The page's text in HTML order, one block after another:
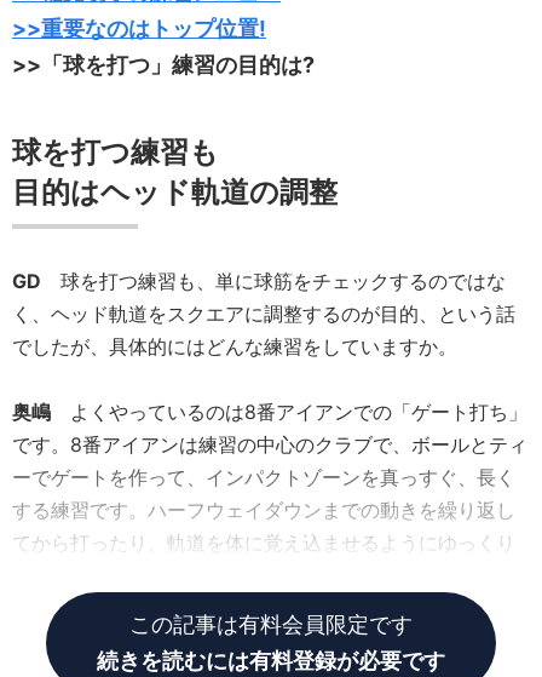
>>重要なのはトップ位置!
>>「球を打つ」練習の目的は?
球を打つ練習も
目的はヘッド軌道の調整
GD 球を打つ練習も、単に球筋をチェックするのではな
く、ヘッド軌道をスクエアに調整するのが目的、という話
でしたが、具体的にはどんな練習をしていますか。
奥嶋 よくやっているのは8番アイアンでの「ゲート打ち」
です。8番アイアンは練習の中心のクラブで、ボールとティ
ーでゲートを作って、インパクトゾーンを真っすぐ、長く
する練習です。ハーフウェイダウンまでの動きを繰り返し
てから打ったり、軌道を体に覚え込ませるようにゆっくり
この記事は有料会員限定です
続きを読むには有料登録が必要です